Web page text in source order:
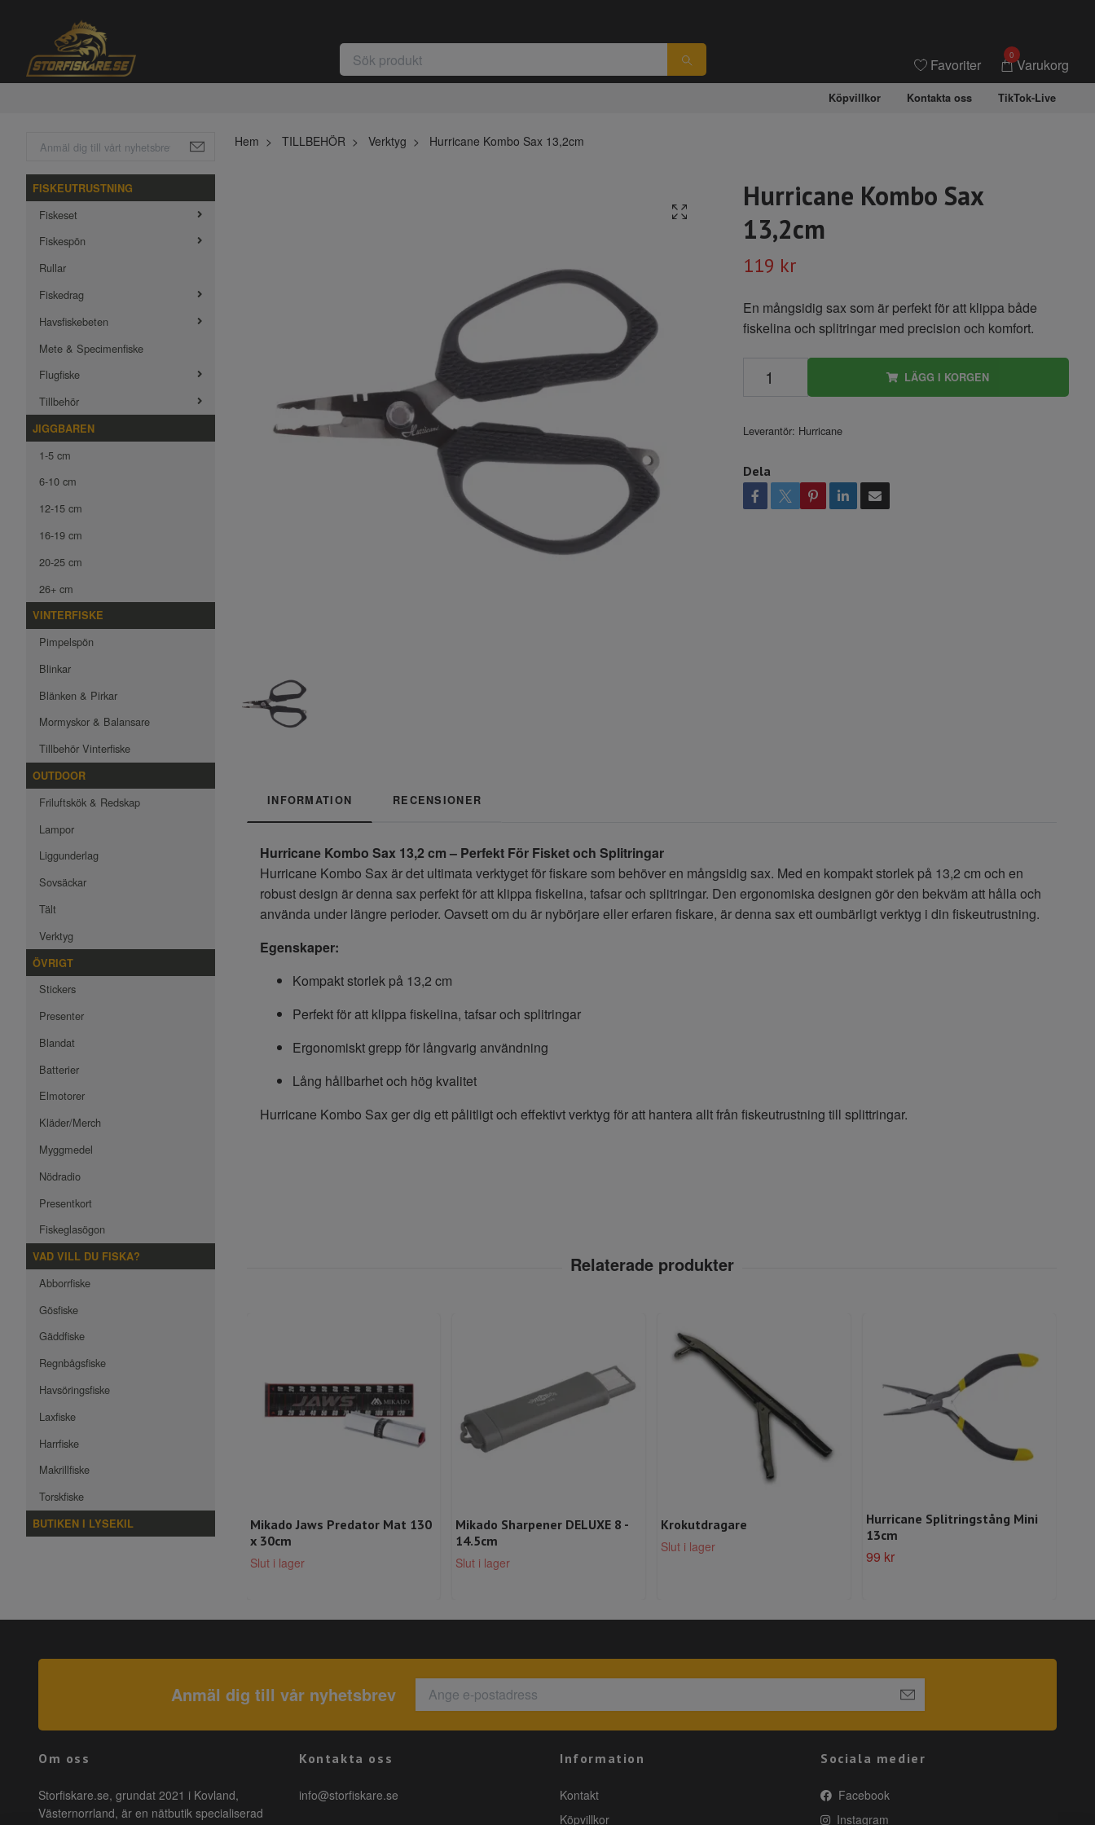
Favoriter
0
Varukorg
Köpvillkor Kontakta oss TikTok-Live
FISKEUTRUSTNING
Fiskeset
Fiskespön
Rullar
Fiskedrag
Havsfiskebeten
Mete & Specimenfiske
Flugfiske
Tillbehör
JIGGBAREN
1-5 cm
6-10 cm
12-15 cm
16-19 cm
20-25 cm
26+ cm
VINTERFISKE
Pimpelspön
Blinkar
Blänken & Pirkar
Mormyskor & Balansare
Tillbehör Vinterfiske
OUTDOOR
Friluftskök & Redskap
Lampor
Liggunderlag
Sovsäckar
Tält
Verktyg
ÖVRIGT
Stickers
Presenter
Blandat
Batterier
Elmotorer
Kläder/Merch
Myggmedel
Nödradio
Presentkort
Fiskeglasögon
VAD VILL DU FISKA?
Abborrfiske
Gösfiske
Gäddfiske
Regnbågsfiske
Havsöringsfiske
Laxfiske
Harrfiske
Makrillfiske
Torskfiske
BUTIKEN I LYSEKIL
Hem TILLBEHÖR Verktyg Hurricane Kombo Sax 13,2cm
Hurricane Kombo Sax
13,2cm
119 kr
En mångsidig sax som är perfekt för att klippa både
fiskelina och splitringar med precision och komfort.
LÄGG I KORGEN
Leverantör: Hurricane
Dela
INFORMATION RECENSIONER
Hurricane Kombo Sax 13,2 cm – Perfekt För Fisket och Splitringar
Hurricane Kombo Sax är det ultimata verktyget för fiskare som behöver en mångsidig sax. Med en kompakt storlek på 13,2 cm och en
robust design är denna sax perfekt för att klippa fiskelina, tafsar och splitringar. Den ergonomiska designen gör den bekväm att hålla och
använda under längre perioder. Oavsett om du är nybörjare eller erfaren fiskare, är denna sax ett oumbärligt verktyg i din fiskeutrustning.
Egenskaper:
Kompakt storlek på 13,2 cm
Perfekt för att klippa fiskelina, tafsar och splitringar
Ergonomiskt grepp för långvarig användning
Lång hållbarhet och hög kvalitet
Hurricane Kombo Sax ger dig ett pålitligt och effektivt verktyg för att hantera allt från fiskeutrustning till splittringar.
Mikado Jaws Predator Mat 130
x 30cm
Slut i lager
Mikado Sharpener DELUXE 8 -
14.5cm
Slut i lager
Krokutdragare
Slut i lager
Hurricane Splitringstång Mini
13cm
99 kr
Anmäl dig till vår nyhetsbrev
Om oss
Storfiskare.se, grundat 2021 i Kovland,
Västernorrland, är en nätbutik specialiserad
Kontakta oss
info@storfiskare.se
Information
Kontakt
Köpvillkor
Sociala medier
Facebook
Instagram